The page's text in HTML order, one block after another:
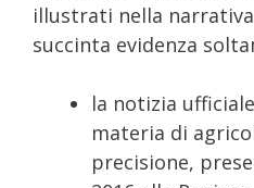
illustrati nella
succinta evidenza
la notizia
materia di
precisione,